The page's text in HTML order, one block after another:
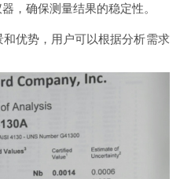
，确保测量结果的稳定性。
优势，用户可以根据分析需求